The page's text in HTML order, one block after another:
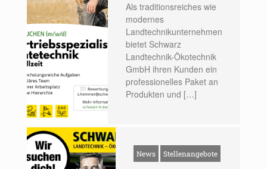
Als traditionsreiches wie
modernes
Landtechnikunternehmen
bietet Schwarz
Landtechnik-Ökotechnik
GmbH ihren Kunden ein
professionelles Paket an
Produkten und […]
News Stellenangebote